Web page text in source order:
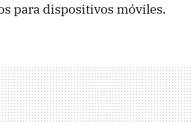
para dispositivos móviles.